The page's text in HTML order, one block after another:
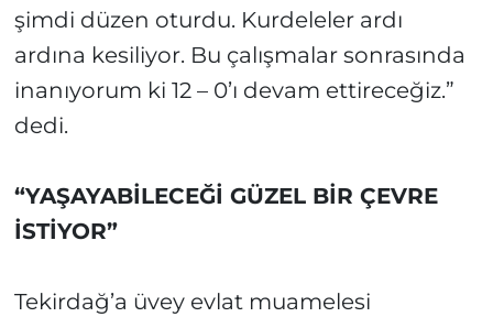
şimdi düzen oturdu. Kurdeleler ardı
ardına kesiliyor. Bu çalışmalar sonrasında
inanıyorum ki 12 – 0’ı devam ettireceğiz.”
dedi.
“YAŞAYABİLECEĞİ GÜZEL BİR ÇEVRE
İSTİYOR”
Tekirdağ’a üvey evlat muamelesi